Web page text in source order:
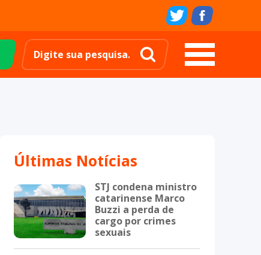
Últimas Notícias
STJ condena ministro
catarinense Marco
Buzzi a perda de
cargo por crimes
sexuais